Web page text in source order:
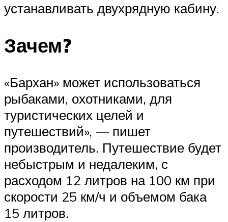
устанавливать двухрядную кабину.
Зачем?
«Бархан» может использоваться
рыбаками, охотниками, для
туристических целей и
путешествий», — пишет
производитель. Путешествие будет
небыстрым и недалеким, с
расходом 12 литров на 100 км при
скорости 25 км/ч и объемом бака
15 литров.